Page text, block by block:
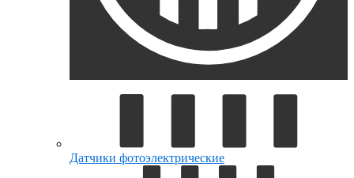
Датчики фотоэлектрические